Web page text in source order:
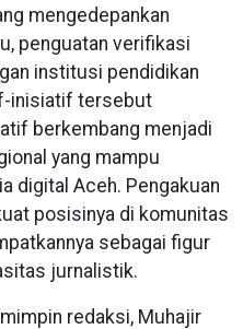
mengedepankan
penguatan verifikasi
institusi pendidikan
inisiatif tersebut
berkembang menjadi
yang mampu
digital Aceh. Pengakuan
posisinya di komunitas
sebagai figur
jurnalistik.
redaksi, Muhajir